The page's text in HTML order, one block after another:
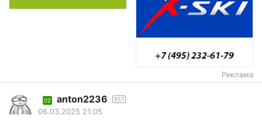
Реклама
02 anton2236 857
06.03.2025 21:05